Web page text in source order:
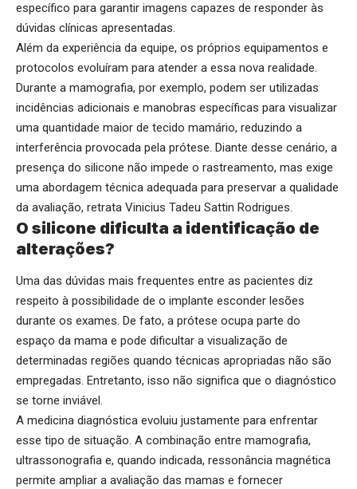
específico para garantir imagens capazes de responder às
dúvidas clínicas apresentadas.
Além da experiência da equipe, os próprios equipamentos e
protocolos evoluíram para atender a essa nova realidade.
Durante a mamografia, por exemplo, podem ser utilizadas
incidências adicionais e manobras específicas para visualizar
uma quantidade maior de tecido mamário, reduzindo a
interferência provocada pela prótese. Diante desse cenário, a
presença do silicone não impede o rastreamento, mas exige
uma abordagem técnica adequada para preservar a qualidade
da avaliação, retrata Vinicius Tadeu Sattin Rodrigues.
O silicone dificulta a identificação de
alterações?
Uma das dúvidas mais frequentes entre as pacientes diz
respeito à possibilidade de o implante esconder lesões
durante os exames. De fato, a prótese ocupa parte do
espaço da mama e pode dificultar a visualização de
determinadas regiões quando técnicas apropriadas não são
empregadas. Entretanto, isso não significa que o diagnóstico
se torne inviável.
A medicina diagnóstica evoluiu justamente para enfrentar
esse tipo de situação. A combinação entre mamografia,
ultrassonografia e, quando indicada, ressonância magnética
permite ampliar a avaliação das mamas e fornecer